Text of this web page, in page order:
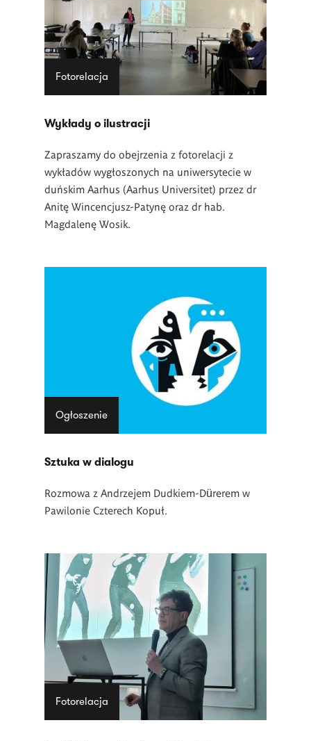
Fotorelacja
Wykłady o ilustracji
Zapraszamy do obejrzenia z fotorelacji z
wykładów wygłoszonych na uniwersytecie w
duńskim Aarhus (Aarhus Universitet) przez dr
Anitę Wincencjusz-Patynę oraz dr hab.
Magdalenę Wosik.
Ogłoszenie
Sztuka w dialogu
Rozmowa z Andrzejem Dudkiem-Dürerem w
Pawilonie Czterech Kopuł.
Fotorelacja